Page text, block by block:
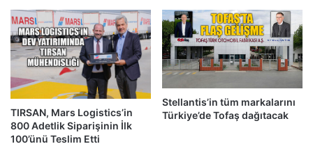
TIRSAN, Mars Logistics’in
800 Adetlik Siparişinin İlk
100’ünü Teslim Etti
Stellantis’in tüm markalarını
Türkiye’de Tofaş dağıtacak